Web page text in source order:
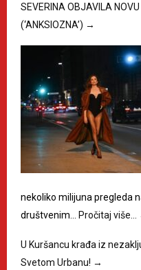
SEVERINA OBJAVILA NOVU
(‘ANKSIOZNA’) →
nekoliko milijuna pregleda
društvenim…
Pročitaj više…
U Kuršancu krađa iz
Svetom Urbanu! →